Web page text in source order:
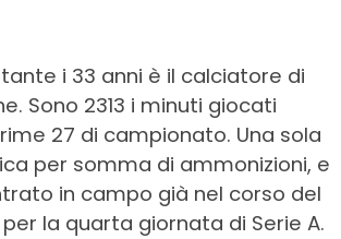
i 33 anni è il calciatore di
Sono 2313 i minuti giocati
27 di campionato. Una sola
per somma di ammonizioni, e
in campo già nel corso del
la quarta giornata di Serie A.